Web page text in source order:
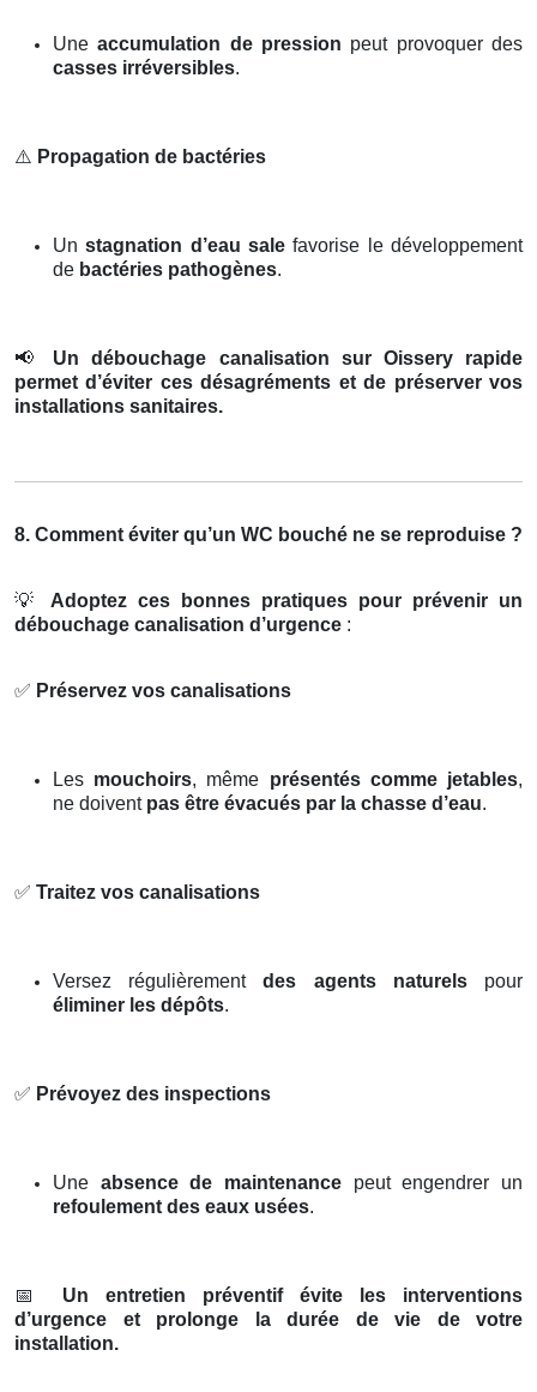
Uneaccumulation de pression peut provoquer des
casses irréversibles.
⚠️ Propagation de bactéries
Unstagnation d’eau sale favorise le développement
de bactéries pathogènes.
📢
Un débouchage canalisation sur Oissery rapide
permet d’éviter ces désagréments et de préserver vos
installations sanitaires.
8. Comment éviter qu’un WC bouché ne se reproduise ?
💡
Adoptez ces bonnes pratiques pour prévenir un
débouchage canalisation d’urgence :
✅ Préservez vos canalisations
Les mouchoirs, même présentés comme jetables,
ne doivent pas être évacués par la chasse d’eau.
✅ Traitez vos canalisations
Versez régulièrementdes agents naturelspour
éliminer les dépôts.
✅ Prévoyez des inspections
Une absence de maintenance peut engendrer un
refoulement des eaux usées.
📅
Un entretien préventif évite les interventions
d’urgence et prolonge la durée de vie de votre
installation.